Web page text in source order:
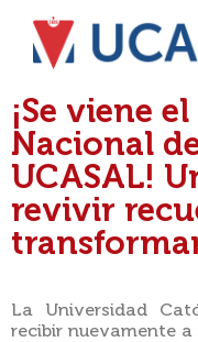
¡Se viene
Nacional
UCASAL!
revivir
La Universidad
recibir nuevamente a